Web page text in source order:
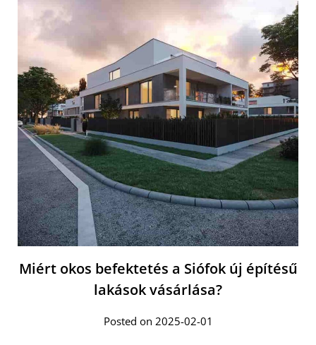
Miért okos befektetés a Siófok új építésű
lakások vásárlása?
Posted on 2025-02-01